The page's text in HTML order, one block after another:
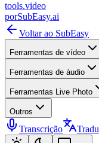
tools.video
porSubEasy.ai
Voltar ao SubEasy
Ferramentas de vídeo
Ferramentas de áudio
Ferramentas Live Photo
Outros
Transcrição